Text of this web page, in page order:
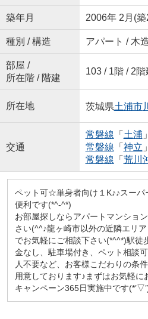
築年月 2006年 2月(
種別 / 構造 アパート / 木
部屋 /
所在階 / 階建
103 / 1階 / 2階
所在地 茨城県土浦市
交通
常磐線 「 土浦
常磐線 「 神立
常磐線 「 荒川
ペット可☆単身者向け１K♪♪スーパ
便利です(*^-^*)
お部屋探しならアパートマンショ
さい(^^♪龍ヶ崎市以外の近隣エリ
でお気軽にご相談下さい(*^^*)駅徒
金なし、駐車場付き、ペット相談
人不要など、お客様こだわりの条
用意しております♪まずはお気軽
キャンペーン365日実施中です